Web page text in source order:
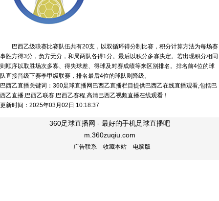
巴西乙级联赛比赛队伍共有20支，以双循环得分制比赛，积分计算方法为每场赛
事胜方得3分，负方无分，和局两队各得1分。最后以积分多寡决定。若出现积分相同
则顺序以取胜场次多寡、得失球差、得球及对赛成绩等来区别排名。排名前4位的球
队直接晋级下赛季甲级联赛，排名最后4位的球队则降级。
巴西乙直播关键词：360足球直播网巴西乙直播栏目提供巴西乙在线直播观看,包括巴
西乙直播,巴西乙联赛,巴西乙赛程,高清巴西乙视频直播在线观看！
更新时间：2025年03月02日 10:18:37
360足球直播网 - 最好的手机足球直播吧
m.360zuqiu.com
广告联系 收藏本站 电脑版